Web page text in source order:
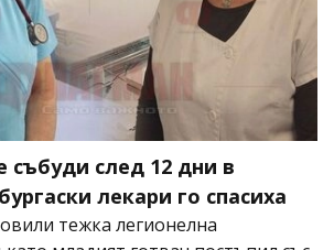
събуди след 12 дни в
лекари го спасиха
тежка легионелна